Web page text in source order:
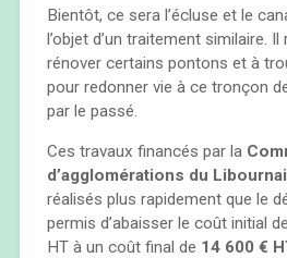
Bientôt, ce sera l’écluse et le
l’objet d’un traitement similaire.
rénover certains pontons et à
pour redonner vie à ce tronçon
par le passé.
Ces travaux financés par la
d’agglomérations du
réalisés plus rapidement que le
permis d’abaisser le coût initial
HT à un coût final de 14 600 €